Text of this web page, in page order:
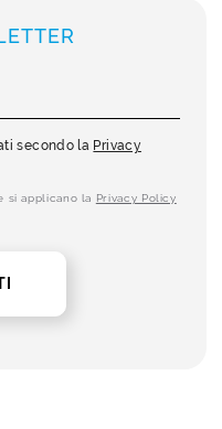
secondo la Privacy
si applicano la Privacy Policy